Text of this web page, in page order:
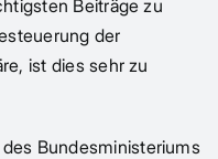
Beiträge zu
der
ist dies sehr zu
Bundesministeriums